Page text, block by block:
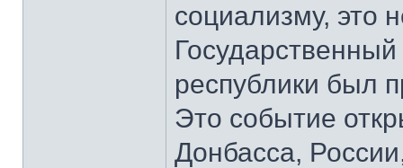
социализму, это
республики был
Это событие
Донбасса,